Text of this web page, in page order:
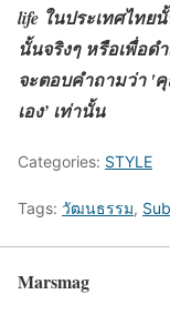
life ในประเทศไทย
นั้นจริงๆ หรือเพื่อ
จะตอบคำถามว่า '
เอง’ เท่านั้น
Categories: STYLE
Tags: วัฒนธรรม,
Marsmag